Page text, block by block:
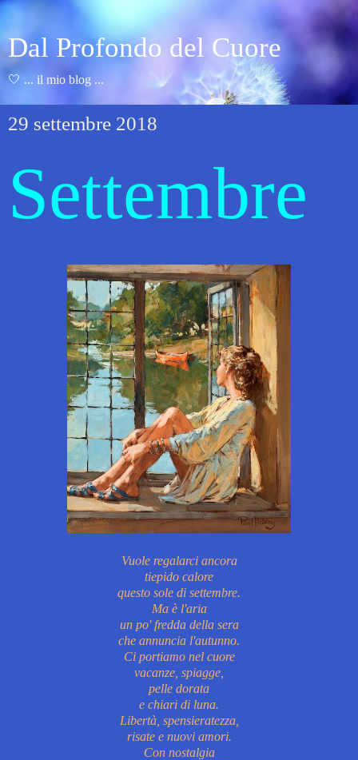
Dal Profondo del Cuore
🤍 ... il mio blog ...
29 settembre 2018
Settembre
Vuole regalarci ancora
tiepido calore
questo sole di settembre.
Ma è l'aria
un po' fredda della sera
che annuncia l'autunno.
Ci portiamo nel cuore
vacanze, spiagge,
pelle dorata
e chiari di luna.
Libertà, spensieratezza,
risate e nuovi amori.
Con nostalgia